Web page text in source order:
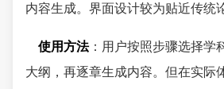
内容生成。界面设计较为贴近传统
使用方法：用户按照步骤选择学
大纲，再逐章生成内容。但在实际